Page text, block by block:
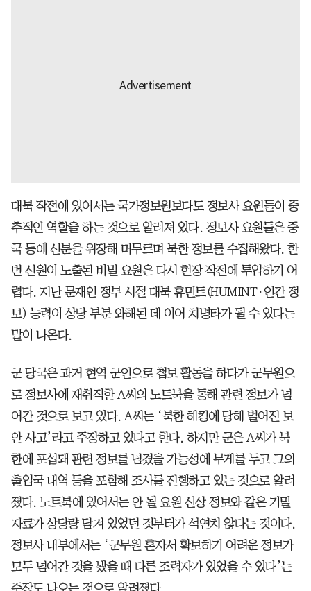
대북 작전에 있어서는 국가정보원보다도 정보사 요원들이 중
추적인 역할을 하는 것으로 알려져 있다. 정보사 요원들은 중
국 등에 신분을 위장해 머무르며 북한 정보를 수집해왔다. 한
번 신원이 노출된 비밀 요원은 다시 현장 작전에 투입하기 어
렵다. 지난 문재인 정부 시절 대북 휴민트(HUMINT·인간 정
보) 능력이 상당 부분 와해된 데 이어 치명타가 될 수 있다는
말이 나온다.
군 당국은 과거 현역 군인으로 첩보 활동을 하다가 군무원으
로 정보사에 재취직한 A씨의 노트북을 통해 관련 정보가 넘
어간 것으로 보고 있다. A씨는 ‘북한 해킹에 당해 벌어진 보
안 사고’라고 주장하고 있다고 한다. 하지만 군은 A씨가 북
한에 포섭돼 관련 정보를 넘겼을 가능성에 무게를 두고 그의
출입국 내역 등을 포함해 조사를 진행하고 있는 것으로 알려
졌다. 노트북에 있어서는 안 될 요원 신상 정보와 같은 기밀
자료가 상당량 담겨 있었던 것부터가 석연치 않다는 것이다.
정보사 내부에서는 ‘군무원 혼자서 확보하기 어려운 정보가
모두 넘어간 것을 봤을 때 다른 조력자가 있었을 수 있다’는